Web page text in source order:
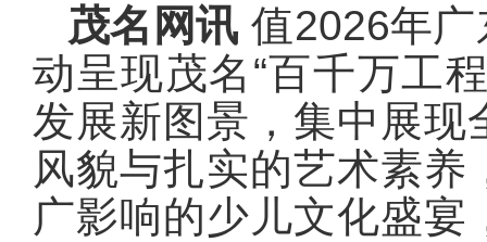
茂名网讯 值2026年
动呈现茂名“百千万工
发展新图景，集中展
风貌与扎实的艺术素
广影响的少儿文化盛